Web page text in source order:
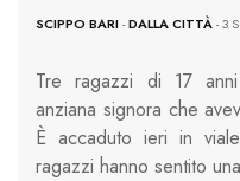
SCIPPO BARI-DALLA CITTÀ- 3
Tre ragazzi di 17
anziana signora che
È accaduto ieri in
ragazzi hanno sentito